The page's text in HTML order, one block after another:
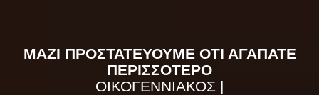
ΜΑΖΙ ΠΡΟΣΤΑΤΕΥΟΥΜΕ ΟΤΙ ΑΓΑΠΑΤΕ
ΠΕΡΙΣΣΟΤΕΡΟ
ΟΙΚΟΓΕΝΝΙΑΚΟΣ ΠΡΟΓΡΑΜΜΑΤΙΣ